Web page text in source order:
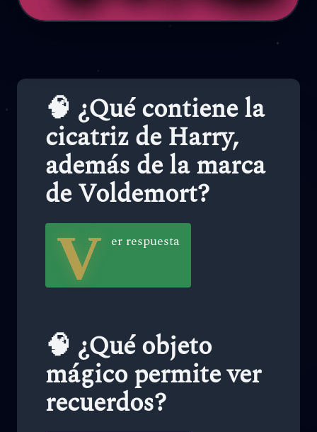
🧠 ¿Qué contiene la
cicatriz de Harry,
además de la marca
de Voldemort?
V er respuesta
🧠 ¿Qué objeto
mágico permite ver
recuerdos?